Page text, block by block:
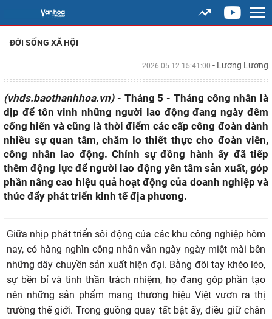
ĐỜI SỐNG XÃ HỘI
2026-05-12 15:41:00 - Lương Lương
(vhds.baothanhhoa.vn)- Tháng 5 - Tháng công nhân là
dịp để tôn vinh những người lao động đang ngày đêm
cống hiến và cũng là thời điểm các cấp công đoàn dành
nhiều sự quan tâm, chăm lo thiết thực cho đoàn viên,
công nhân lao động. Chính sự đồng hành ấy đã tiếp
thêm động lực để người lao động yên tâm sản xuất, góp
phần nâng cao hiệu quả hoạt động của doanh nghiệp và
thúc đẩy phát triển kinh tế địa phương.
Giữa nhịp phát triển sôi động của các khu công nghiệp hôm
nay, có hàng nghìn công nhân vẫn ngày ngày miệt mài bên
những dây chuyền sản xuất hiện đại. Bằng đôi tay khéo léo,
sự bền bỉ và tinh thần trách nhiệm, họ đang góp phần tạo
nên những sản phẩm mang thương hiệu Việt vươn ra thị
trường thế giới. Trong guồng quay tất bật ấy, điều giữ chân